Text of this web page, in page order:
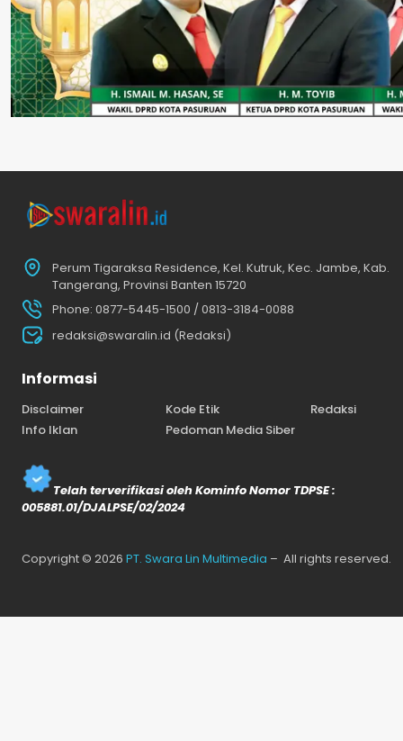
Perum Tigaraksa Residence, Kel. Kutruk, Kec. Jambe, Kab.
Tangerang, Provinsi Banten 15720
Phone: 0877-5445-1500 / 0813-3184-0088
redaksi@swaralin.id (Redaksi)
Informasi
Disclaimer Kode Etik
Redaksi
Info Iklan
Pedoman Media Siber
Telah terverifikasi oleh Kominfo Nomor TDPSE :
005881.01/DJALPSE/02/2024
Copyright © 2026 PT. Swara Lin Multimedia – All rights reserved.